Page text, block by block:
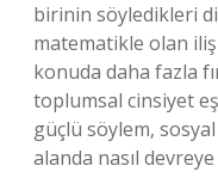
birinin söyledikleri
matematikle olan
konuda daha fazla
toplumsal cinsiyet
güçlü söylem,
alanda nasıl